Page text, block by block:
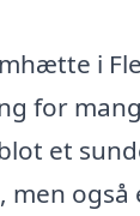
i
for
et
men også